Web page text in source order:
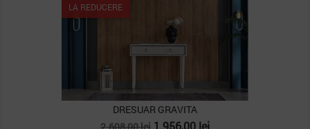
LA REDUCERE
DRESUAR GRAVITA
Pret
Pret